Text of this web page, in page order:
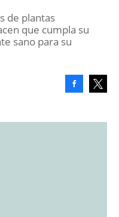
de plantas
que cumpla su
sano para su